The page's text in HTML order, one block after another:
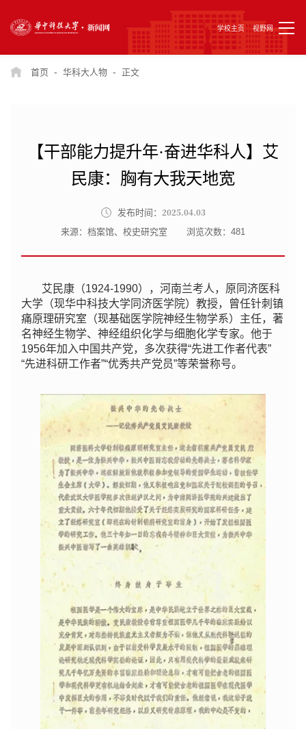
学校主页 视野网
首页 - 华科大人物 - 正文
【干部能力提升年·奋进华科人】艾
民康：胸有大我天地宽
发布时间： 2025.04.03
来源：档案馆、校史研究室 浏览次数：481
艾民康（1924-1990），河南兰考人，原同济医科
大学（现华中科技大学同济医学院）教授，曾任针刺镇
痛原理研究室（现基础医学院神经生物学系）主任，著
名神经生物学、神经组织化学与细胞化学专家。他于
1956年加入中国共产党，多次获得“先进工作者代表”
“先进科研工作者”“优秀共产党员”等荣誉称号。